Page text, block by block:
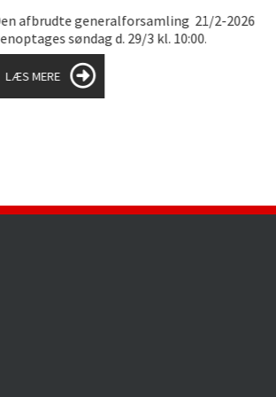
afbrudte generalforsamling 21/2-2026
søndag d. 29/3 kl. 10:00.
punkt på dagsordenen er valg af formand.
LÆS MERE